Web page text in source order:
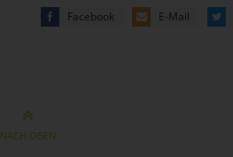
Facebook E-Mail
NACH OBEN